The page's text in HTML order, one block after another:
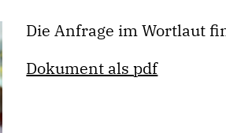
Die Anfrage im Wortlaut
Dokument als pdf